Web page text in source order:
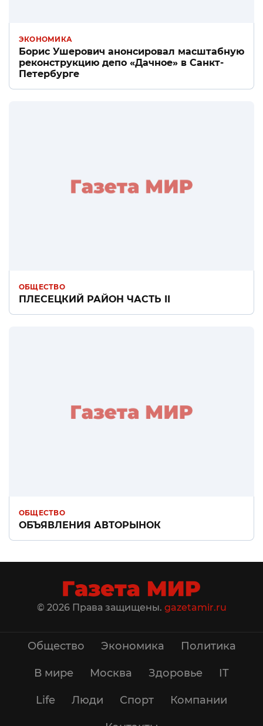
ЭКОНОМИКА
Борис Ушерович анонсировал масштабную
реконструкцию депо «Дачное» в Санкт-
Петербурге
ОБЩЕСТВО
ПЛЕСЕЦКИЙ РАЙОН ЧАСТЬ II
ОБЩЕСТВО
ОБЪЯВЛЕНИЯ АВТОРЫНОК
© 2026 Права защищены. gazetamir.ru
Общество Экономика Политика
В мире Москва Здоровье IT
Life Люди Спорт Компании